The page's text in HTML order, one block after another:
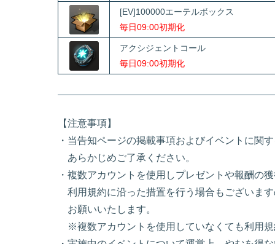
[EV]100000エーテルボックス
毎日09:00初期化
アクシジェントコール
毎日09:00初期化
【注意事項】
・当告知ページの掲載事項およびイベントに関
あらかじめご了承ください。
・複数アカウントを使用しプレゼントや報酬の
利用規約に沿った措置を行う場合もございま
お願いいたします。
※複数アカウントを使用していなくても利用